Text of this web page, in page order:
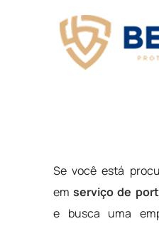
Se você está
emserviço de
e busca uma